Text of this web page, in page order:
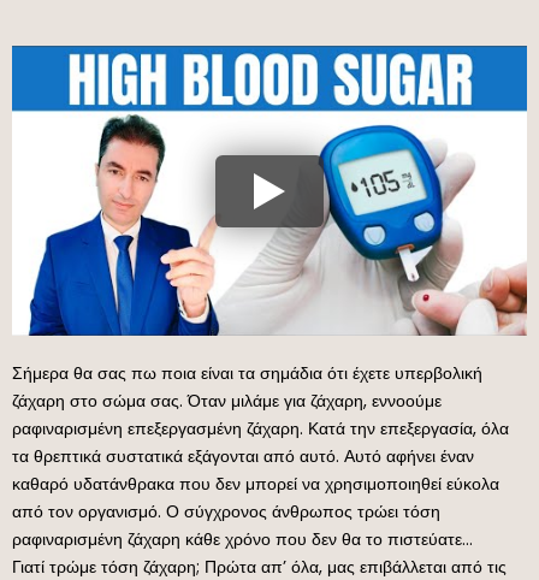
Σήμερα θα σας πω ποια είναι τα σημάδια ότι έχετε υπερβολική
ζάχαρη στο σώμα σας. Όταν μιλάμε για ζάχαρη, εννοούμε
ραφιναρισμένη επεξεργασμένη ζάχαρη. Κατά την επεξεργασία, όλα
τα θρεπτικά συστατικά εξάγονται από αυτό. Αυτό αφήνει έναν
καθαρό υδατάνθρακα που δεν μπορεί να χρησιμοποιηθεί εύκολα
από τον οργανισμό. Ο σύγχρονος άνθρωπος τρώει τόση
ραφιναρισμένη ζάχαρη κάθε χρόνο που δεν θα το πιστεύατε…
Γιατί τρώμε τόση ζάχαρη; Πρώτα απ’ όλα, μας επιβάλλεται από τις